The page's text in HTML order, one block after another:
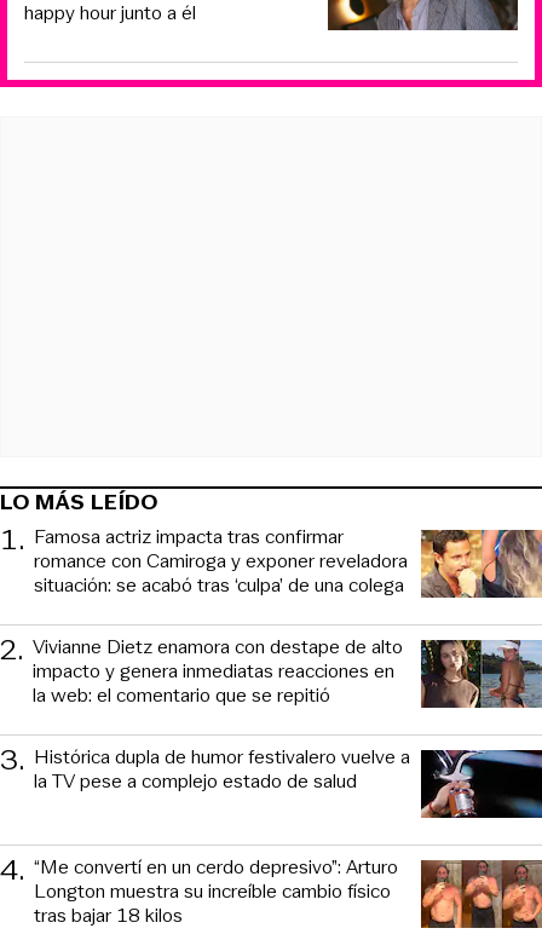
happy hour junto a él
LO MÁS LEÍDO
1. Famosa actriz impacta tras confirmar
romance con Camiroga y exponer reveladora
situación: se acabó tras ‘culpa’ de una colega
2. Vivianne Dietz enamora con destape de alto
impacto y genera inmediatas reacciones en
la web: el comentario que se repitió
3. Histórica dupla de humor festivalero vuelve a
la TV pese a complejo estado de salud
4. “Me convertí en un cerdo depresivo”: Arturo
Longton muestra su increíble cambio físico
tras bajar 18 kilos